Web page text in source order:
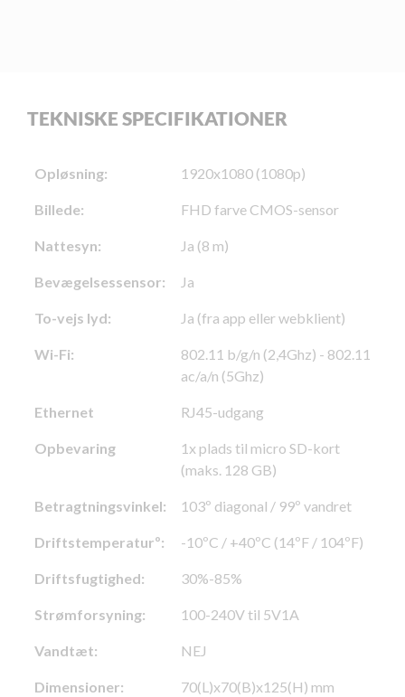
TEKNISKE SPECIFIKATIONER
Opløsning: 1920x1080 (1080p)
Billede: FHD farve CMOS-sensor
Nattesyn: Ja (8 m)
Bevægelsessensor: Ja
To-vejs lyd: Ja (fra app eller webklient)
Wi-Fi:
802.11 b/g/n (2,4Ghz) - 802.11
ac/a/n (5Ghz)
Ethernet RJ45-udgang
Opbevaring
1x plads til micro SD-kort
(maks. 128 GB)
Betragtningsvinkel: 103º diagonal / 99º vandret
Driftstemperaturº: -10ºC / +40ºC (14ºF / 104ºF)
Driftsfugtighed: 30%-85%
Strømforsyning: 100-240V til 5V1A
Vandtæt: NEJ
Dimensioner: 70(L)x70(B)x125(H) mm